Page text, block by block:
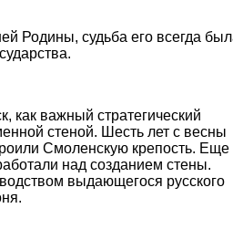
Родины, судьба его всегда
как важный стратегический
стеной. Шесть лет с весны
Смоленскую крепость. Еще
над созданием стены.
выдающегося русского